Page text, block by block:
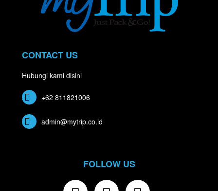
CONTACT US
Hubungi kami disini
+62 811821006
admin@mytrip.co.id
FOLLOW US